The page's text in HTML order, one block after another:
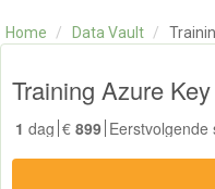
OVER ONS
SKILLS ALCHEMIST
Home / Data Vault /
Training Azure
1 dag € 899 Eerstvolgende